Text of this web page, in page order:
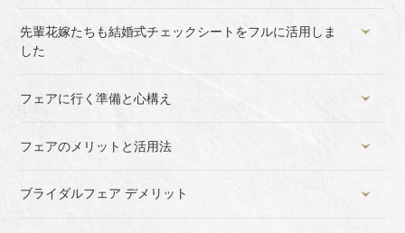
先輩花嫁たちも結婚式チェックシートをフルに活用しま
した
フェアに行く準備と心構え
フェアのメリットと活用法
ブライダルフェア デメリット